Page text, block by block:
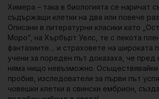
Химера – така в биологията се наричат
съдържащи клетки на два или повече
Описани в литературни класики като
Моро“, на Хърбърт Уелс, те с лекота
фантазиите… и страховете на широката
учени за пореден път доказаха, че пред
няма нищо невъзможно. Осъществявайки
пробив, изследователи за първи път
човешки клетки в свински ембрион,